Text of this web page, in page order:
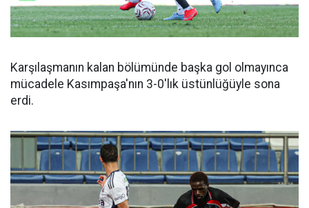
Karşılaşmanın kalan bölümünde başka gol olmayınca
mücadele Kasımpaşa'nın 3-0'lık üstünlüğüyle sona
erdi.